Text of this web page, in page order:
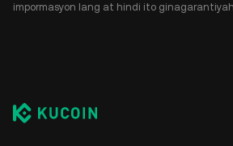
impormasyon lang at hindi ito